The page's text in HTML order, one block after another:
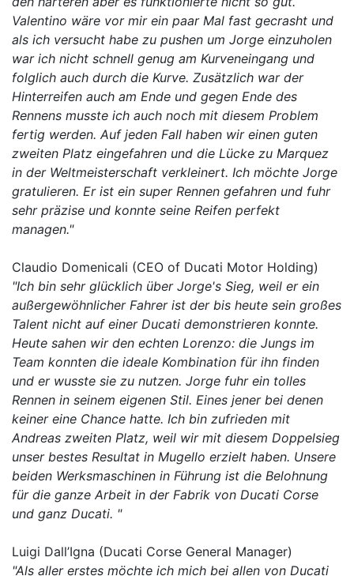
Valentino wäre vor mir ein paar Mal fast gecrasht und
als ich versucht habe zu pushen um Jorge einzuholen
war ich nicht schnell genug am Kurveneingang und
folglich auch durch die Kurve. Zusätzlich war der
Hinterreifen auch am Ende und gegen Ende des
Rennens musste ich auch noch mit diesem Problem
fertig werden. Auf jeden Fall haben wir einen guten
zweiten Platz eingefahren und die Lücke zu Marquez
in der Weltmeisterschaft verkleinert. Ich möchte Jorge
gratulieren. Er ist ein super Rennen gefahren und fuhr
sehr präzise und konnte seine Reifen perfekt
managen."
Claudio Domenicali (CEO of Ducati Motor Holding)
"Ich bin sehr glücklich über Jorge's Sieg, weil er ein
außergewöhnlicher Fahrer ist der bis heute sein großes
Talent nicht auf einer Ducati demonstrieren konnte.
Heute sahen wir den echten Lorenzo: die Jungs im
Team konnten die ideale Kombination für ihn finden
und er wusste sie zu nutzen. Jorge fuhr ein tolles
Rennen in seinem eigenen Stil. Eines jener bei denen
keiner eine Chance hatte. Ich bin zufrieden mit
Andreas zweiten Platz, weil wir mit diesem Doppelsieg
unser bestes Resultat in Mugello erzielt haben. Unsere
beiden Werksmaschinen in Führung ist die Belohnung
für die ganze Arbeit in der Fabrik von Ducati Corse
und ganz Ducati. "
Luigi Dall’Igna (Ducati Corse General Manager)
"Als aller erstes möchte ich mich bei allen von Ducati